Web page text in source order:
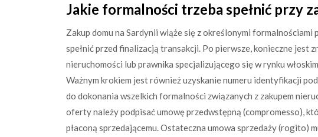
Jakie formalności trzeba spełnić przy
Zakup domu na Sardynii wiąże się z określonymi
spełnić przed finalizacją transakcji. Po pierwsze, konieczne jest
nieruchomości lub prawnika specjalizującego się w rynku
Ważnym krokiem jest również uzyskanie numeru identyfikacji
do dokonania wszelkich formalności związanych z zakupem
oferty należy podpisać umowę przedwstępną (compromesso),
płaconą sprzedającemu. Ostateczna umowa sprzedaży (rogito)